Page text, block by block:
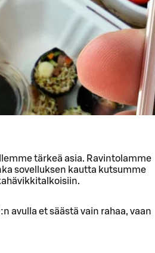
tärkeä asia. Ravintolamme
sovelluksen kautta kutsumme
avulla et säästä vain rahaa, vaan